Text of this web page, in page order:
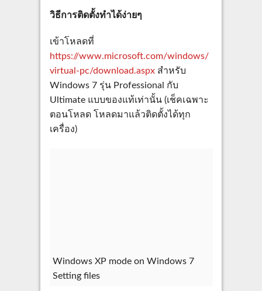
วิธีการติดตั้งทำได้ง่ายๆ
เข้าโหลดที่
https://www.microsoft.com/windows/
virtual-pc/download.aspxสำหรับ
Windows 7 รุ่น Professional กับ
Ultimate แบบของแท้เท่านั้น (เช็คเฉพาะ
ตอนโหลด โหลดมาแล้วติดตั้งได้ทุก
เครื่อง)
Windows XP mode on Windows 7
Setting files